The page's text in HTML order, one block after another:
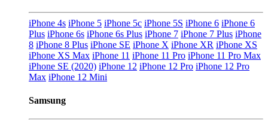
iPhone 4s iPhone 5 iPhone 5c iPhone 5S iPhone 6 iPhone 6
Plus iPhone 6s iPhone 6s Plus iPhone 7 iPhone 7 Plus iPhone
8 iPhone 8 Plus iPhone SE iPhone X iPhone XR iPhone XS
iPhone XS Max iPhone 11 iPhone 11 Pro iPhone 11 Pro Max
iPhone SE (2020) iPhone 12 iPhone 12 Pro iPhone 12 Pro
Max iPhone 12 Mini
Samsung